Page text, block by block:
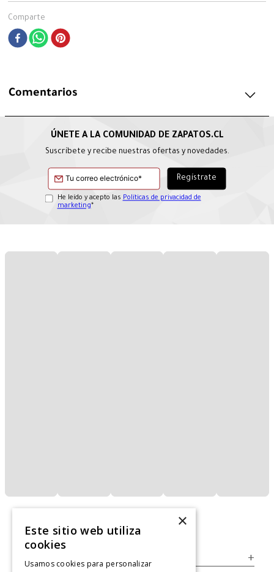
Comparte
Comentarios
Suscríbete y recibe nuestras ofertas y novedades.
He leído y acepto las Políticas de privacidad de
marketing*
+
×
Este sitio web utiliza
cookies
Usamos cookies para personalizar